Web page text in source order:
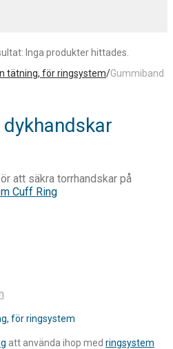
Inga produkter hittades.
tätning, för ringsystem/Gummiband
att säkra torrhandskar på
Cuff Ring
för ringsystem
att använda ihop med ringsystem